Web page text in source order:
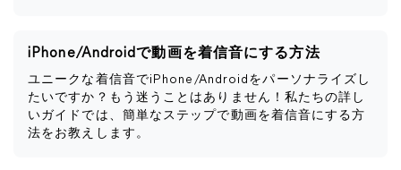
iPhone/Androidで動画を着信音にする方法
ユニークな着信音でiPhone/Androidをパーソナライズし
たいですか？もう迷うことはありません！私たちの詳し
いガイドでは、簡単なステップで動画を着信音にする方
法をお教えします。